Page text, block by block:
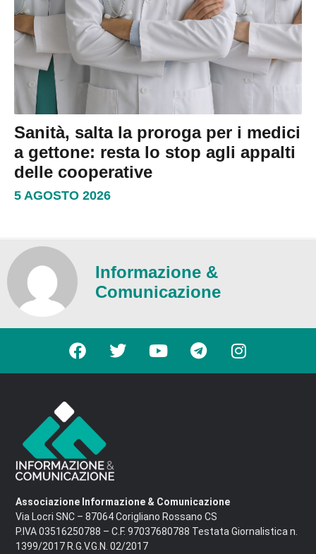
Sanità, salta la proroga per i medici
a gettone: resta lo stop agli appalti
delle cooperative
5 AGOSTO 2026
Informazione &
Comunicazione
Associazione Informazione & Comunicazione
Via Locri SNC – 87064 Corigliano Rossano CS
P.IVA 03516250788 – C.F. 97037680788 Testata Giornalistica n.
1399/2017 R.G.V.G.N. 02/2017